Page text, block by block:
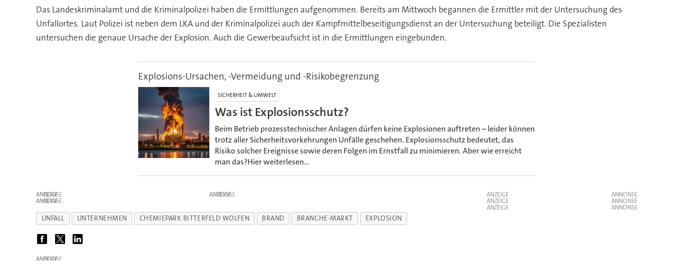
Das Landeskriminalamt und die Kriminalpolizei haben die Ermittlungen aufgenommen. Bereits am Mittwoch begannen die Ermittler mit der Untersuchung des
Unfallortes. Laut Polizei ist neben dem LKA und der Kriminalpolizei auch der Kampfmittelbeseitigungsdienst an der Untersuchung beteiligt. Die Spezialisten
untersuchen die genaue Ursache der Explosion. Auch die Gewerbeaufsicht ist in die Ermittlungen eingebunden.
Explosions-Ursachen, -Vermeidung und -Risikobegrenzung
SICHERHEIT & UMWELT
Was ist Explosionsschutz?
Beim Betrieb prozesstechnischer Anlagen dürfen keine Explosionen auftreten – leider können
trotz aller Sicherheitsvorkehrungen Unfälle geschehen. Explosionsschutz bedeutet, das
Risiko solcher Ereignisse sowie deren Folgen im Ernstfall zu minimieren. Aber wie erreicht
man das?Hier weiterlesen...
ANZEIGE ANZEIGE
ANZEIGE
ANZEIGE
ANZEIGE
ANZEIGE
UNFALL UNTERNEHMEN CHEMIEPARK BITTERFELD WOLFEN BRAND BRANCHE-MARKT EXPLOSION
ANZEIGE